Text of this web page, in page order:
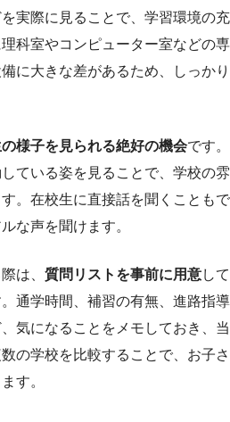
実際に見ることで、学習環境の充
科室やコンピューター室などの専
に大きな差があるため、しっかり
様子を見られる絶好の機会です。
ている姿を見ることで、学校の雰
。在校生に直接話を聞くこともで
な声を聞けます。
は、 質問リストを事前に用意して
通学時間、補習の有無、進路指導
気になることをメモしておき、当
の学校を比較することで、お子さ
す。